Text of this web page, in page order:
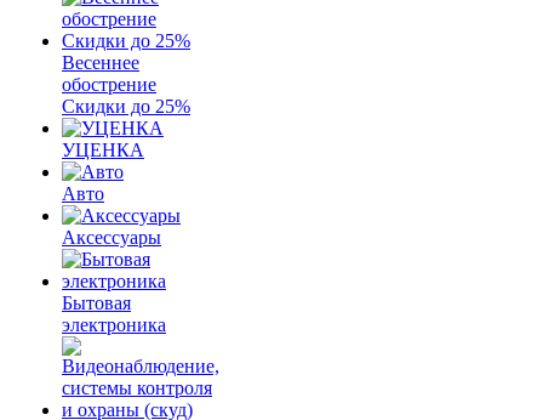
Весеннее
обострение
Скидки до 25%
УЦЕНКА
Авто
Аксессуары
Бытовая
электроника